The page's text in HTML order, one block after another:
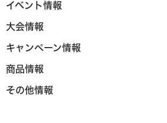
イベント情報
大会情報
キャンペーン情報
商品情報
その他情報